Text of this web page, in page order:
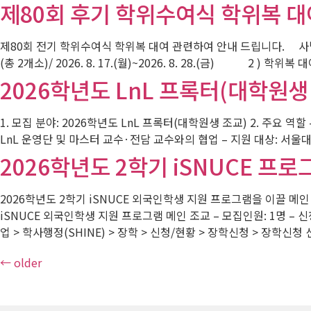
제80회 후기 학위수여식 학위복
제80회 전기 학위수여식 학위복 대여 관련하여 안내 드립니다.
(총 2개소)/ 2026. 8. 17.(월)~2026. 8. 28.(금) 2 ) 학위복
2026학년도 LnL 프록터(대학원
1. 모집 분야: 2026학년도 LnL 프록터(대학원생 조교) 2. 주요 역
LnL 운영단 및 마스터 교수·전담 교수와의 협업 – 지원 대상: 서
2026학년도 2학기 iSNUCE 프로
2026학년도 2학기 iSNUCE 외국인학생 지원 프로그램을 이끌 메
iSNUCE 외국인학생 지원 프로그램 메인 조교 – 모집인원: 1명 –
업 > 학사행정(SHINE) > 장학 > 신청/현황 > 장학신청 > 장학신
←older